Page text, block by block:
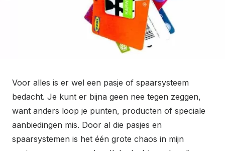
Voor alles is er wel een pasje of spaarsysteem
bedacht. Je kunt er bijna geen nee tegen zeggen,
want anders loop je punten, producten of speciale
aanbiedingen mis. Door al die pasjes en
spaarsystemen is het één grote chaos in mijn